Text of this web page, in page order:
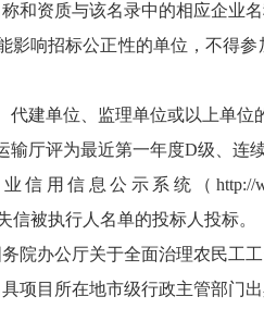
和资质与该名录中的相应企业
影响招标公正性的单位，不得
建单位、监理单位或以上单位
输厅评为最近第一年度D级、连
信用信息公示系统（ http://
信被执行人名单的投标人投标。
院办公厅关于全面治理农民工
项目所在地市级行政主管部门